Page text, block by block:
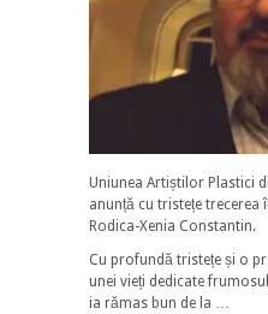
Uniunea Artiștilor Plastici
anunță cu tristețe trecerea
Rodica-Xenia Constantin.
Cu profundă tristețe și o
unei vieți dedicate
ia rămas bun de la …